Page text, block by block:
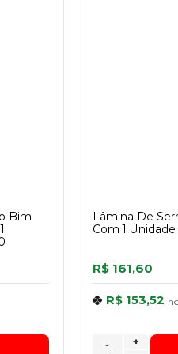
Bim
Lâmina De
Com 1
R$ 161,60
R$ 153,52
+